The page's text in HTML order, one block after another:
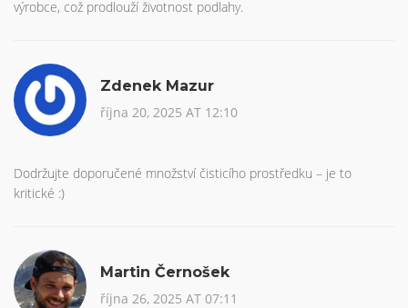
výrobce, což prodlouží životnost podlahy.
Zdenek Mazur
října 20, 2025 AT 12:10
Dodržujte doporučené množství čisticího prostředku – je to
kritické :)
Martin Černošek
října 26, 2025 AT 07:11